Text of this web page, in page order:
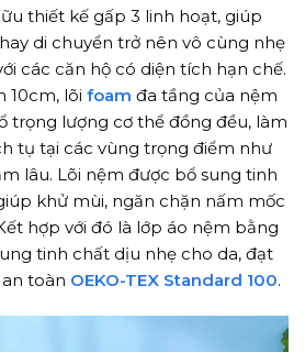
thiết kế gấp 3 linh hoạt, giúp
di chuyển trở nên vô cùng nhẹ
các căn hộ có diện tích hạn chế.
10cm, lõi foam đa tầng của nệm
trọng lượng cơ thể đồng đều, làm
tụ tại các vùng trọng điểm như
lâu. Lõi nệm được bổ sung tinh
khử mùi, ngăn chặn nấm mốc
hợp với đó là lớp áo nệm bằng
tinh chất dịu nhẹ cho da, đạt
toàn OEKO-TEX Standard 100.